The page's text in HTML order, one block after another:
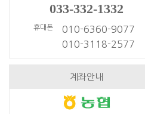
033-332-1332
휴대폰
010-6360-9077
010-3118-2577
계좌안내